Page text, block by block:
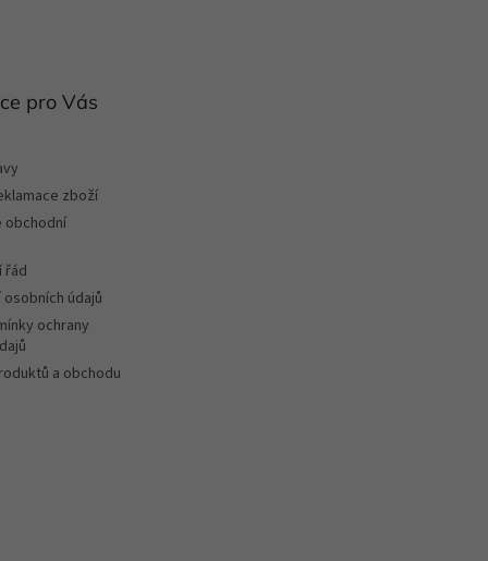
pro Vás
zboží
obchodní
řád
údajů
ochrany
a obchodu